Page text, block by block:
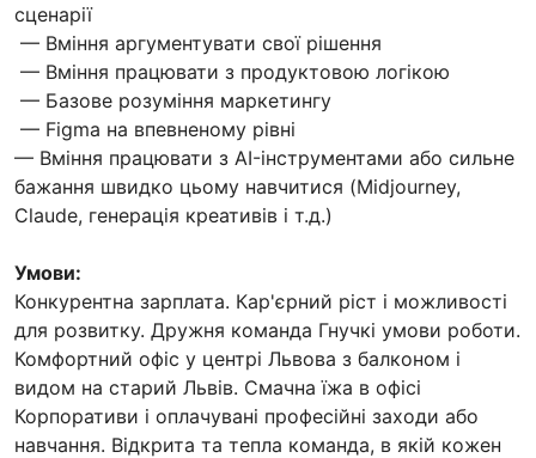
сценарії
— Вміння аргументувати свої рішення
— Вміння працювати з продуктовою логікою
— Базове розуміння маркетингу
— Figma на впевненому рівні
— Вміння працювати з AI-інструментами або сильне
бажання швидко цьому навчитися (Midjourney,
Claude, генерація креативів і т.д.)
Умови:
Конкурентна зарплата. Кар'єрний ріст і можливості
для розвитку. Дружня команда Гнучкі умови роботи.
Комфортний офіс у центрі Львова з балконом і
видом на старий Львів. Смачна їжа в офісі
Корпоративи і оплачувані професійні заходи або
навчання. Відкрита та тепла команда, в якій кожен